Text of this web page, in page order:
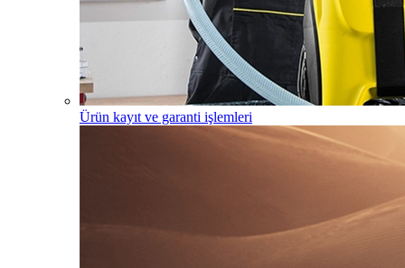
Ürün kayıt ve garanti işlemleri